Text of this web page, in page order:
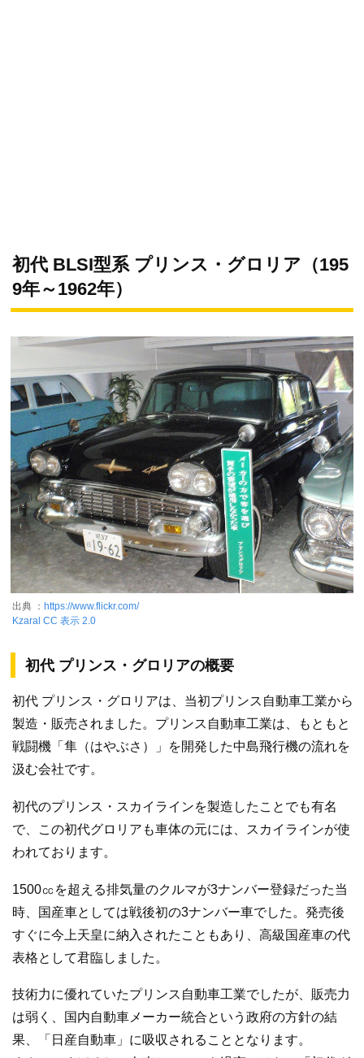
初代 BLSI型系 プリンス・グロリア（195
9年～1962年）
出典 ： https://www.flickr.com/
Kzaral CC 表示 2.0
初代 プリンス・グロリアの概要
初代 プリンス・グロリアは、当初プリンス自動車工業から
製造・販売されました。プリンス自動車工業は、もともと
戦闘機「隼（はやぶさ）」を開発した中島飛行機の流れを
汲む会社です。
初代のプリンス・スカイラインを製造したことでも有名
で、この初代グロリアも車体の元には、スカイラインが使
われております。
1500㏄を超える排気量のクルマが3ナンバー登録だった当
時、国産車としては戦後初の3ナンバー車でした。発売後
すぐに今上天皇に納入されたこともあり、高級国産車の代
表格として君臨しました。
技術力に優れていたプリンス自動車工業でしたが、販売力
は弱く、国内自動車メーカー統合という政府の方針の結
果、「日産自動車」に吸収されることとなります。